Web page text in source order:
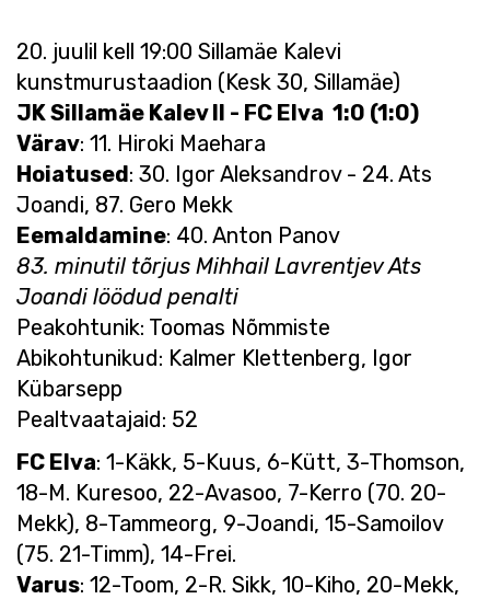
20. juulil kell 19:00 Sillamäe Kalevi
kunstmurustaadion (Kesk 30, Sillamäe)
JK Sillamäe Kalev II - FC Elva 1:0 (1:0)
Värav: 11. Hiroki Maehara
Hoiatused: 30. Igor Aleksandrov - 24. Ats
Joandi, 87. Gero Mekk
Eemaldamine: 40. Anton Panov
83. minutil tõrjus Mihhail Lavrentjev Ats
Joandi löödud penalti
Peakohtunik: Toomas Nõmmiste
Abikohtunikud: Kalmer Klettenberg, Igor
Kübarsepp
Pealtvaatajaid: 52
FC Elva: 1-Käkk, 5-Kuus, 6-Kütt, 3-Thomson,
18-M. Kuresoo, 22-Avasoo, 7-Kerro (70. 20-
Mekk), 8-Tammeorg, 9-Joandi, 15-Samoilov
(75. 21-Timm), 14-Frei.
Varus: 12-Toom, 2-R. Sikk, 10-Kiho, 20-Mekk,